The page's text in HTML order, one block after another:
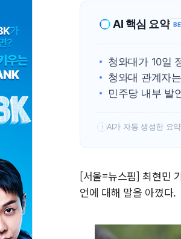
AI 핵심 요약
청와대가 10일
청와대 관계자
민주당 내부 발
! AI가 자동 생성한 요
[서울=뉴스핌] 최현민
언에 대해 말을 아꼈다.